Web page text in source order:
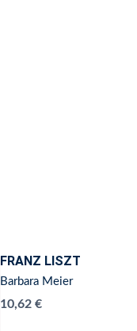
FRANZ LISZT
Barbara Meier
10,62 €